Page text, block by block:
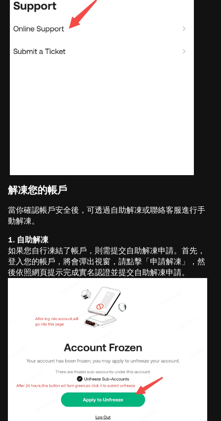
解凍您的帳戶
當你確認帳戶安全後，可透過自助解凍或聯絡客服進行手
動解凍。
1. 自助解凍
如果您自行凍結了帳戶，則需提交自助解凍申請。首先，
登入您的帳戶，將會彈出視窗，請點擊「申請解凍」，然
後依照網頁提示完成實名認證並提交自助解凍申請。